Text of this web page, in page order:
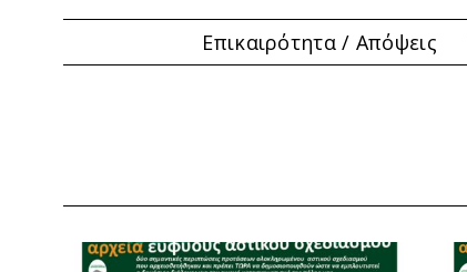
Επικαιρότητα / Απόψεις